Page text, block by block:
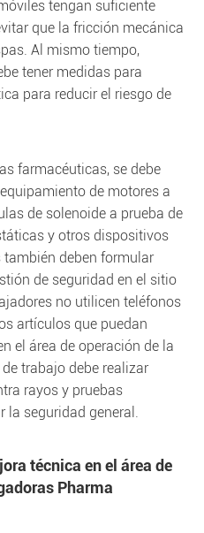
tengan suficiente
que la fricción mecánica
Al mismo tiempo,
tener medidas para
para reducir el riesgo de
farmacéuticas, se debe
de motores a
de solenoide a prueba de
y otros dispositivos
también deben formular
de seguridad en el sitio
no utilicen teléfonos
artículos que puedan
el área de operación de la
trabajo debe realizar
rayos y pruebas
la seguridad general.
técnica en el área de
Pharma